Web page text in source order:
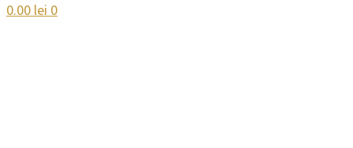
0.00lei0